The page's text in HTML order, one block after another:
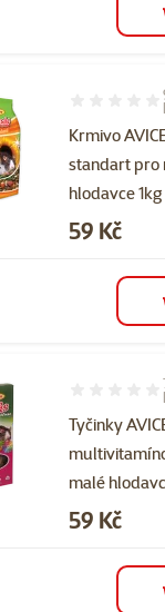
Krmivo
standart pro
hlodavce 1kg
Hodnocení
Cena
59 Kč
Tyčinky
malé
Hodnocení
Cena
59 Kč